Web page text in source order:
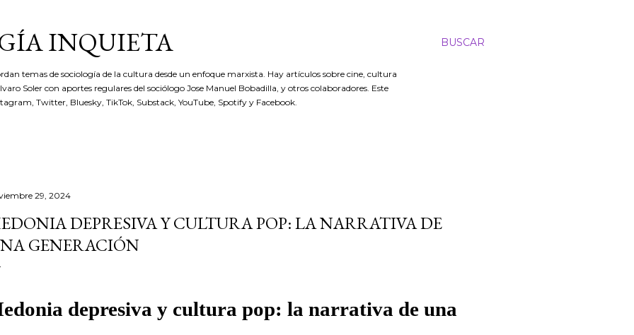
BUSCAR
INQUIETA
temas de sociología de la cultura desde un enfoque marxista. Hay artículos sobre cine, cultura
Soler con aportes regulares del sociólogo Jose Manuel Bobadilla, y otros colaboradores. Este
Twitter, Bluesky, TikTok, Substack, YouTube, Spotify y Facebook.
29, 2024
DEPRESIVA Y CULTURA POP: LA NARRATIVA DE
GENERACIÓN
depresiva y cultura pop: la narrativa de una